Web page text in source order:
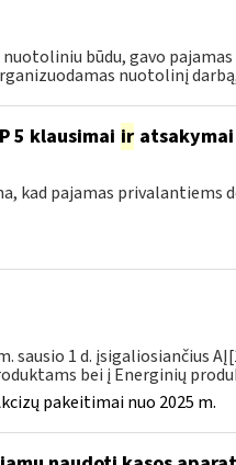
būdu, gavo
nuotolinį
5 klausimai iratsakymai
kad pajamas
sausio 1 d. įsigaliosiančius
bei į Energinių
pakeitimai nuo 2025 m.